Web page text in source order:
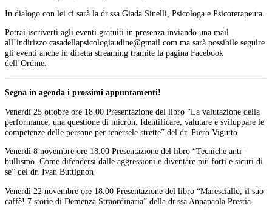
In dialogo con lei ci sarà la dr.ssa Giada Sinelli, Psicologa e Psicoterapeuta.
Potrai iscriverti agli eventi gratuiti in presenza inviando una mail
all’indirizzo
ma sarà possibile seguire
gli eventi anche in diretta streaming tramite la pagina Facebook
dell’Ordine.
Segna in agenda i prossimi appuntamenti!
Venerdì 25 ottobre ore 18.00 Presentazione del libro “La valutazione della
performance, una questione di micron. Identificare, valutare e sviluppare le
competenze delle persone per tenersele strette” del dr. Piero Vigutto
Venerdì 8 novembre ore 18.00 Presentazione del libro “Tecniche anti-
bullismo. Come difendersi dalle aggressioni e diventare più forti e sicuri di
sé” del dr. Ivan Buttignon
Venerdì 22 novembre ore 18.00 Presentazione del libro “Maresciallo, il suo
caffè! 7 storie di Demenza Straordinaria” della dr.ssa Annapaola Prestia